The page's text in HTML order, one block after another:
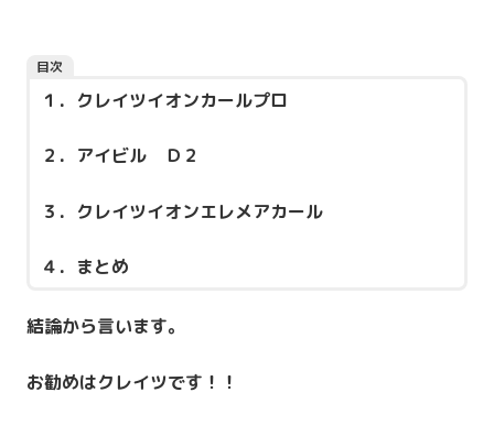
目次
１．クレイツイオンカールプロ
２．アイビル Ｄ２
３．クレイツイオンエレメアカール
４．まとめ
結論から言います。
お勧めはクレイツです！！